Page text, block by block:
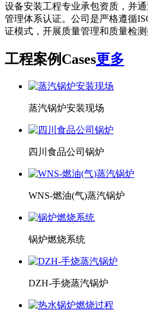
设备安装工程专业承包资质，并
管理体系认证。公司是严格遵循
证模式，开展质量管理和质量检
工程案例Cases更多
蒸汽锅炉安装现场
四川食品公司锅炉
WNS-燃油(气)蒸汽锅炉
锅炉燃烧系统
DZH-手烧蒸汽锅炉